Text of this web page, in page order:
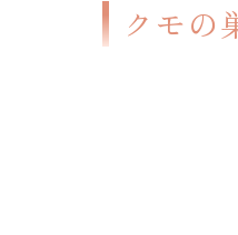
クモの